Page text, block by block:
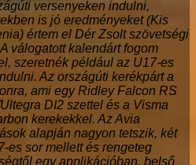
versenyeken indulni,
is jó eredményeket (Kis
értem el Dér Zsolt szövetségi
válogatott kalendárt fogom
szeretnék például az U17-es
Az országúti kerékpárt a
ami egy Ridley Falcon RS
DI2 szettel és a Visma
kerekekkel. Az Avia
alapján nagyon tetszik, két
es sor mellett és rengeteg
egy applikációban, belső